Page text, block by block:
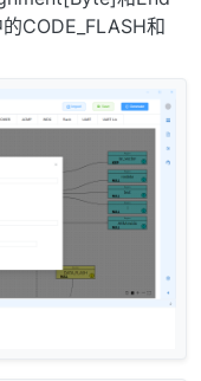
CODE_FLASH和